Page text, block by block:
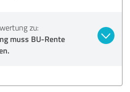
zu:
muss BU-Rente